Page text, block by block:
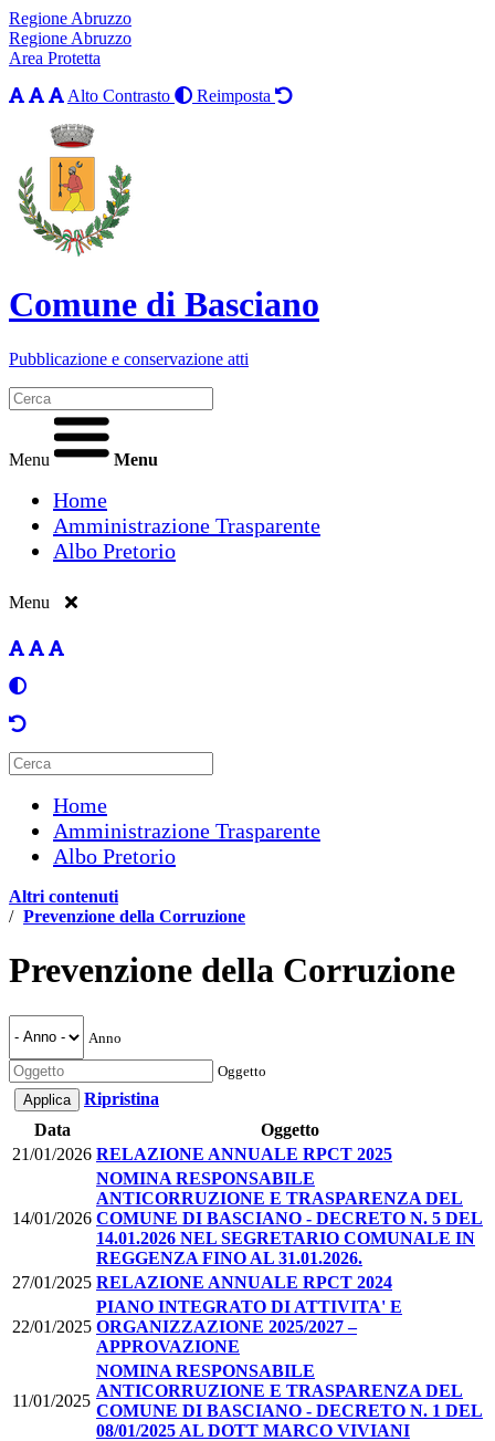
Regione Abruzzo
Regione Abruzzo
Area Protetta
Alto Contrasto
Reimposta
Comune di Basciano
Pubblicazione e conservazione atti
Menu Menu
Home
Amministrazione Trasparente
Albo Pretorio
Menu
Home
Amministrazione Trasparente
Albo Pretorio
Altri contenuti
/ Prevenzione della Corruzione
Prevenzione della Corruzione
Anno
Oggetto
Ripristina
Data
Oggetto
21/01/2026 RELAZIONE ANNUALE RPCT 2025
14/01/2026
NOMINA RESPONSABILE
ANTICORRUZIONE E TRASPARENZA DEL
COMUNE DI BASCIANO - DECRETO N. 5 DEL
14.01.2026 NEL SEGRETARIO COMUNALE IN
REGGENZA FINO AL 31.01.2026.
27/01/2025 RELAZIONE ANNUALE RPCT 2024
22/01/2025
PIANO INTEGRATO DI ATTIVITA' E
ORGANIZZAZIONE 2025/2027 –
APPROVAZIONE
11/01/2025
NOMINA RESPONSABILE
ANTICORRUZIONE E TRASPARENZA DEL
COMUNE DI BASCIANO - DECRETO N. 1 DEL
08/01/2025 AL DOTT MARCO VIVIANI